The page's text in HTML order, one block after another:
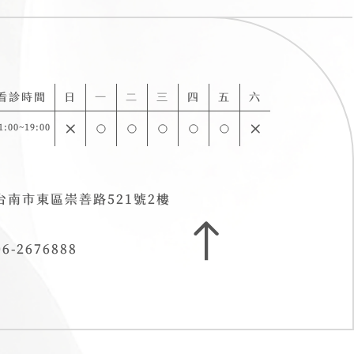
診時間 日 一 二 三 四 五 六
南市東區崇善路521號2樓
2676888